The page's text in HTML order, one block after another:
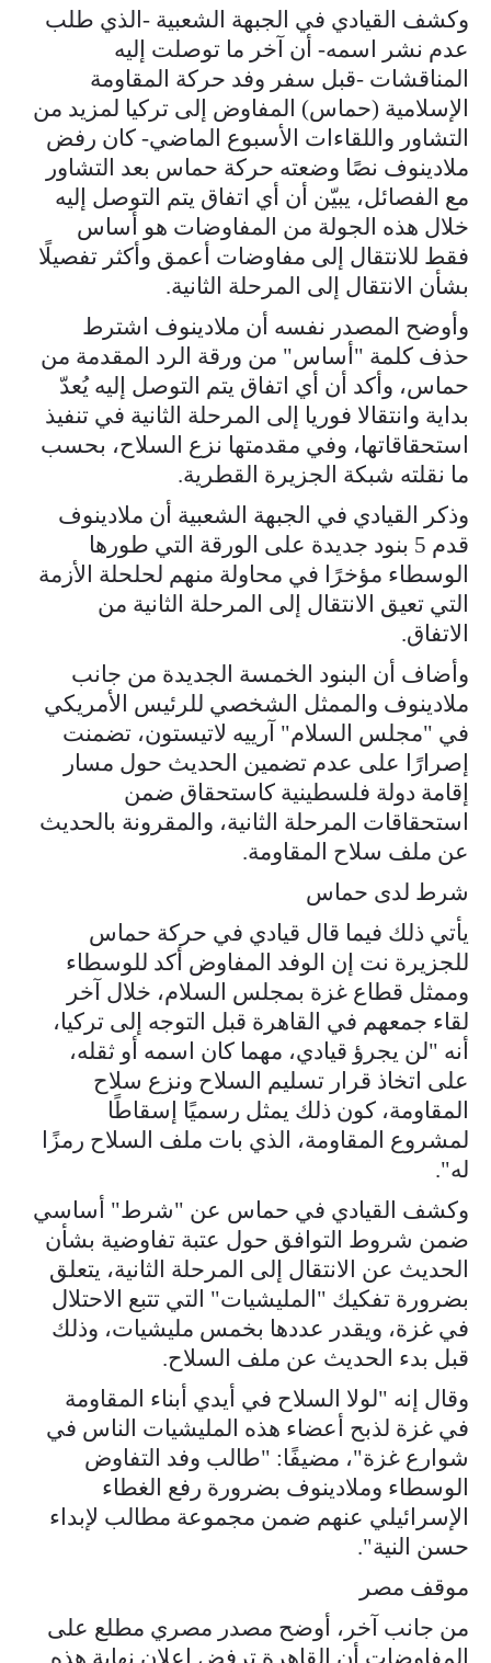
وكشف القيادي في الجبهة الشعبية -الذي طلب
عدم نشر اسمه- أن آخر ما توصلت إليه
المناقشات -قبل سفر وفد حركة المقاومة
الإسلامية (حماس) المفاوض إلى تركيا لمزيد من
التشاور واللقاءات الأسبوع الماضي- كان رفض
ملادينوف نصًا وضعته حركة حماس بعد التشاور
مع الفصائل، يبيّن أن أي اتفاق يتم التوصل إليه
خلال هذه الجولة من المفاوضات هو أساس
فقط للانتقال إلى مفاوضات أعمق وأكثر تفصيلًا
بشأن الانتقال إلى المرحلة الثانية.
وأوضح المصدر نفسه أن ملادينوف اشترط
حذف كلمة "أساس" من ورقة الرد المقدمة من
حماس، وأكد أن أي اتفاق يتم التوصل إليه يُعدّ
بداية وانتقالا فوريا إلى المرحلة الثانية في تنفيذ
استحقاقاتها، وفي مقدمتها نزع السلاح، بحسب
ما نقلته شبكة الجزيرة القطرية.
وذكر القيادي في الجبهة الشعبية أن ملادينوف
قدم 5 بنود جديدة على الورقة التي طورها
الوسطاء مؤخرًا في محاولة منهم لحلحلة الأزمة
التي تعيق الانتقال إلى المرحلة الثانية من
الاتفاق.
وأضاف أن البنود الخمسة الجديدة من جانب
ملادينوف والممثل الشخصي للرئيس الأمريكي
في "مجلس السلام" آرييه لاتيستون، تضمنت
إصرارًا على عدم تضمين الحديث حول مسار
إقامة دولة فلسطينية كاستحقاق ضمن
استحقاقات المرحلة الثانية، والمقرونة بالحديث
عن ملف سلاح المقاومة.
شرط لدى حماس
يأتي ذلك فيما قال قيادي في حركة حماس
للجزيرة نت إن الوفد المفاوض أكد للوسطاء
وممثل قطاع غزة بمجلس السلام، خلال آخر
لقاء جمعهم في القاهرة قبل التوجه إلى تركيا،
أنه "لن يجرؤ قيادي، مهما كان اسمه أو ثقله،
على اتخاذ قرار تسليم السلاح ونزع سلاح
المقاومة، كون ذلك يمثل رسميًا إسقاطًا
لمشروع المقاومة، الذي بات ملف السلاح رمزًا
له".
وكشف القيادي في حماس عن "شرط" أساسي
ضمن شروط التوافق حول عتبة تفاوضية بشأن
الحديث عن الانتقال إلى المرحلة الثانية، يتعلق
بضرورة تفكيك "المليشيات" التي تتبع الاحتلال
في غزة، ويقدر عددها بخمس مليشيات، وذلك
قبل بدء الحديث عن ملف السلاح.
وقال إنه "لولا السلاح في أيدي أبناء المقاومة
في غزة لذبح أعضاء هذه المليشيات الناس في
شوارع غزة"، مضيفًا: "طالب وفد التفاوض
الوسطاء وملادينوف بضرورة رفع الغطاء
الإسرائيلي عنهم ضمن مجموعة مطالب لإبداء
حسن النية".
موقف مصر
من جانب آخر، أوضح مصدر مصري مطلع على
المفاوضات أن القاهرة ترفض إعلان نهاية هذه